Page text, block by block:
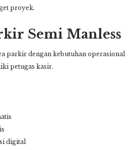
proyek.
Semi Manless
parkir dengan kebutuhan operasional
petugas kasir.
digital